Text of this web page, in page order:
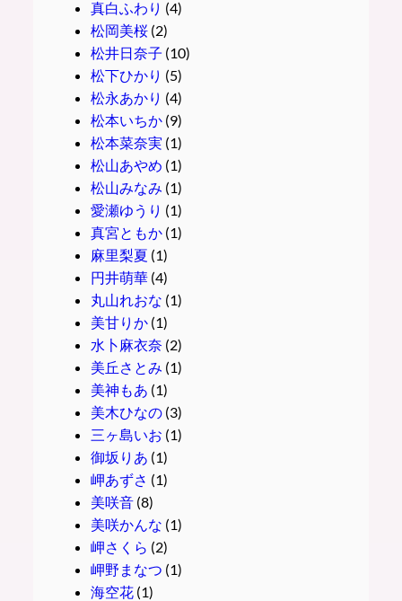
真白ふわり (4)
松岡美桜(2)
松井日奈子 (10)
松下ひかり (5)
松永あかり (4)
松本いちか(9)
松本菜奈実 (1)
松山あやめ (1)
松山みなみ (1)
愛瀬ゆうり (1)
真宮ともか(1)
麻里梨夏 (1)
円井萌華(4)
丸山れおな (1)
美甘りか(1)
水卜麻衣奈 (2)
美丘さとみ (1)
美神もあ (1)
美木ひなの(3)
三ヶ島いお (1)
御坂りあ (1)
岬あずさ (1)
美咲音(8)
美咲かんな (1)
岬さくら (2)
岬野まなつ (1)
海空花(1)